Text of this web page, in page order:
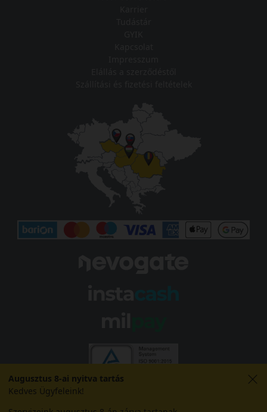
Augusztus 8-ai nyitva tartás
Kedves Ügyfeleink!